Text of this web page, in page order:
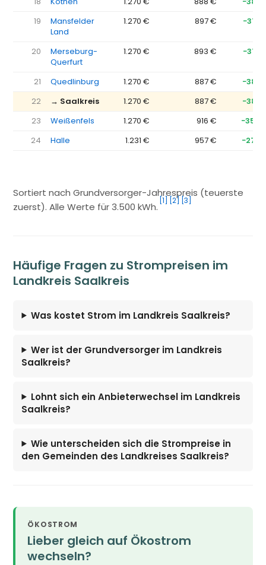
19
Mansfelder
Land
1.270 € 897 € −373
20
Merseburg-
Querfurt
1.270 € 893 € −377
21 Quedlinburg 1.270 € 887 €
−383
22
→ Saalkreis 1.270 € 887 €
−383
23
Weißenfels 1.270 € 916 €
−354
24
Halle 1.231 € 957 € −274
Sortiert nach Grundversorger-Jahrespreis (teuerste
zuerst). Alle Werte für 3.500 kWh.
[1] [2] [3]
Häufige Fragen zu Strompreisen im
Landkreis Saalkreis
Was kostet Strom im Landkreis Saalkreis?
Wer ist der Grundversorger im Landkreis
Saalkreis?
Lohnt sich ein Anbieterwechsel im Landkreis
Saalkreis?
Wie unterscheiden sich die Strompreise in
den Gemeinden des Landkreises Saalkreis?
ÖKOSTROM
Lieber gleich auf Ökostrom
wechseln?